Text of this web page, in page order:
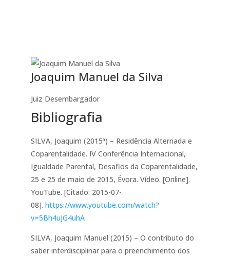
Joaquim Manuel da Silva
Juiz Desembargador
Bibliografia
SILVA, Joaquim (2015ª) – Residência Alternada e
Coparentalidade. IV Conferência Internacional,
Igualdade Parental, Desafios da Coparentalidade,
25 e 25 de maio de 2015, Évora. Vídeo. [Online].
YouTube. [Citado: 2015-07-
08]. https://www.youtube.com/watch?
v=5Bh4uJG4uhA
SILVA, Joaquim Manuel (2015) – O contributo do
saber interdisciplinar para o preenchimento dos